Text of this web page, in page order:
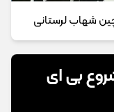
شهاب لرستانی
بی ای